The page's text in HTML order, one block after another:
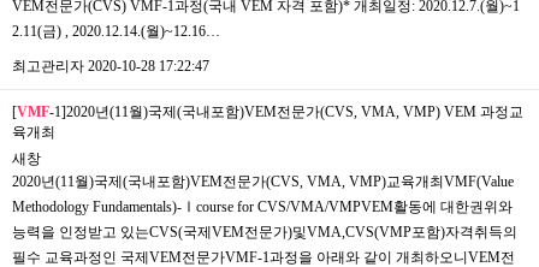
VEM전문가(CVS) VMF-1과정(국내 VEM 자격 포함)* 개최일정: 2020.12.7.(월)~1
2.11(금) , 2020.12.14.(월)~12.16…
최고관리자 2020-10-28 17:22:47
[VMF-1]2020년(11월)국제(국내포함)VEM전문가(CVS, VMA, VMP) VEM 과정교
육개최
새창
2020년(11월)국제(국내포함)VEM전문가(CVS, VMA, VMP)교육개최VMF(Value
Methodology Fundamentals)-Ⅰcourse for CVS/VMA/VMPVEM활동에 대한권위와
능력을 인정받고 있는CVS(국제VEM전문가)및VMA,CVS(VMP포함)자격취득의
필수 교육과정인 국제VEM전문가VMF-1과정을 아래와 같이 개최하오니VEM전